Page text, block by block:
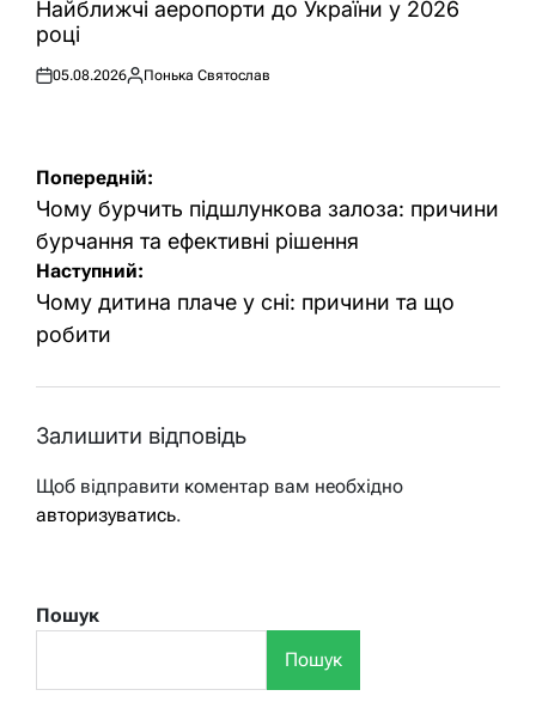
Найближчі аеропорти до України у 2026
році
Оприлюднено
05.08.2026
Опубліковано
Понька Святослав
Навігація
записів
Попередній:
Чому бурчить підшлункова залоза: причини
бурчання та ефективні рішення
Наступний:
Чому дитина плаче у сні: причини та що
робити
Залишити відповідь
Щоб відправити коментар вам необхідно
авторизуватись.
Пошук
Пошук